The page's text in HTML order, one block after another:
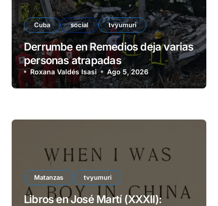
Cuba social tvyumuri
Derrumbe en Remedios deja varias
personas atrapadas
Roxana Valdés Isasi Ago 5, 2026
Matanzas tvyumuri
Libros en José Martí (XXXII):